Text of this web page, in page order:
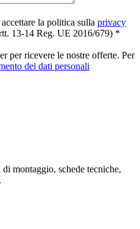
la politica sulla privacy
13-14 Reg. UE 2016/679) *
per ricevere le nostre offerte. Per
dei dati personali
montaggio, schede tecniche,